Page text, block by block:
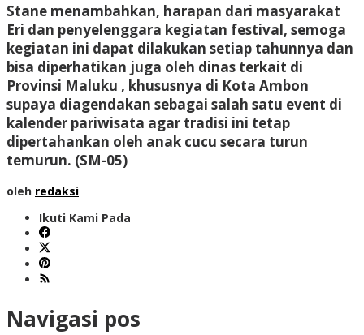
Stane menambahkan, harapan dari masyarakat
Eri dan penyelenggara kegiatan festival, semoga
kegiatan ini dapat dilakukan setiap tahunnya dan
bisa diperhatikan juga oleh dinas terkait di
Provinsi Maluku , khususnya di Kota Ambon
supaya diagendakan sebagai salah satu event di
kalender pariwisata agar tradisi ini tetap
dipertahankan oleh anak cucu secara turun
temurun. (SM-05)
oleh redaksi
Ikuti Kami Pada
Navigasi pos